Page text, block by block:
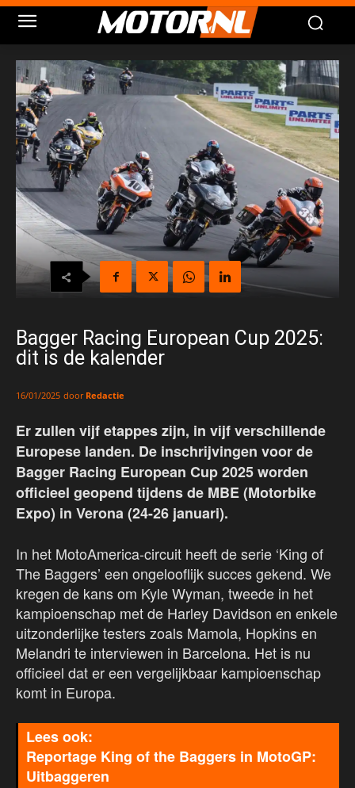
Bagger Racing European Cup 2025:
dit is de kalender
16/01/2025 door Redactie
Er zullen vijf etappes zijn, in vijf verschillende
Europese landen. De inschrijvingen voor de
Bagger Racing European Cup 2025 worden
officieel geopend tijdens de MBE (Motorbike
Expo) in Verona (24-26 januari).
In het MotoAmerica-circuit heeft de serie ‘King of
The Baggers’ een ongelooflijk succes gekend. We
kregen de kans om Kyle Wyman, tweede in het
kampioenschap met de Harley Davidson en enkele
uitzonderlijke testers zoals Mamola, Hopkins en
Melandri te interviewen in Barcelona. Het is nu
officieel dat er een vergelijkbaar kampioenschap
komt in Europa.
Reportage King of the Baggers in MotoGP:
Uitbaggeren